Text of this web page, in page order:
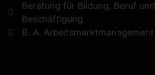
Beratung für Bildung, Beruf und
Beschäftigung
B. A. Arbeitsmarktmanagement